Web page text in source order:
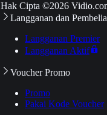
Hak Cipta ©2026
Langganan dan
Langganan Premier
Langganan Aktif
Voucher Promo
Promo
Pakai Kode Voucher